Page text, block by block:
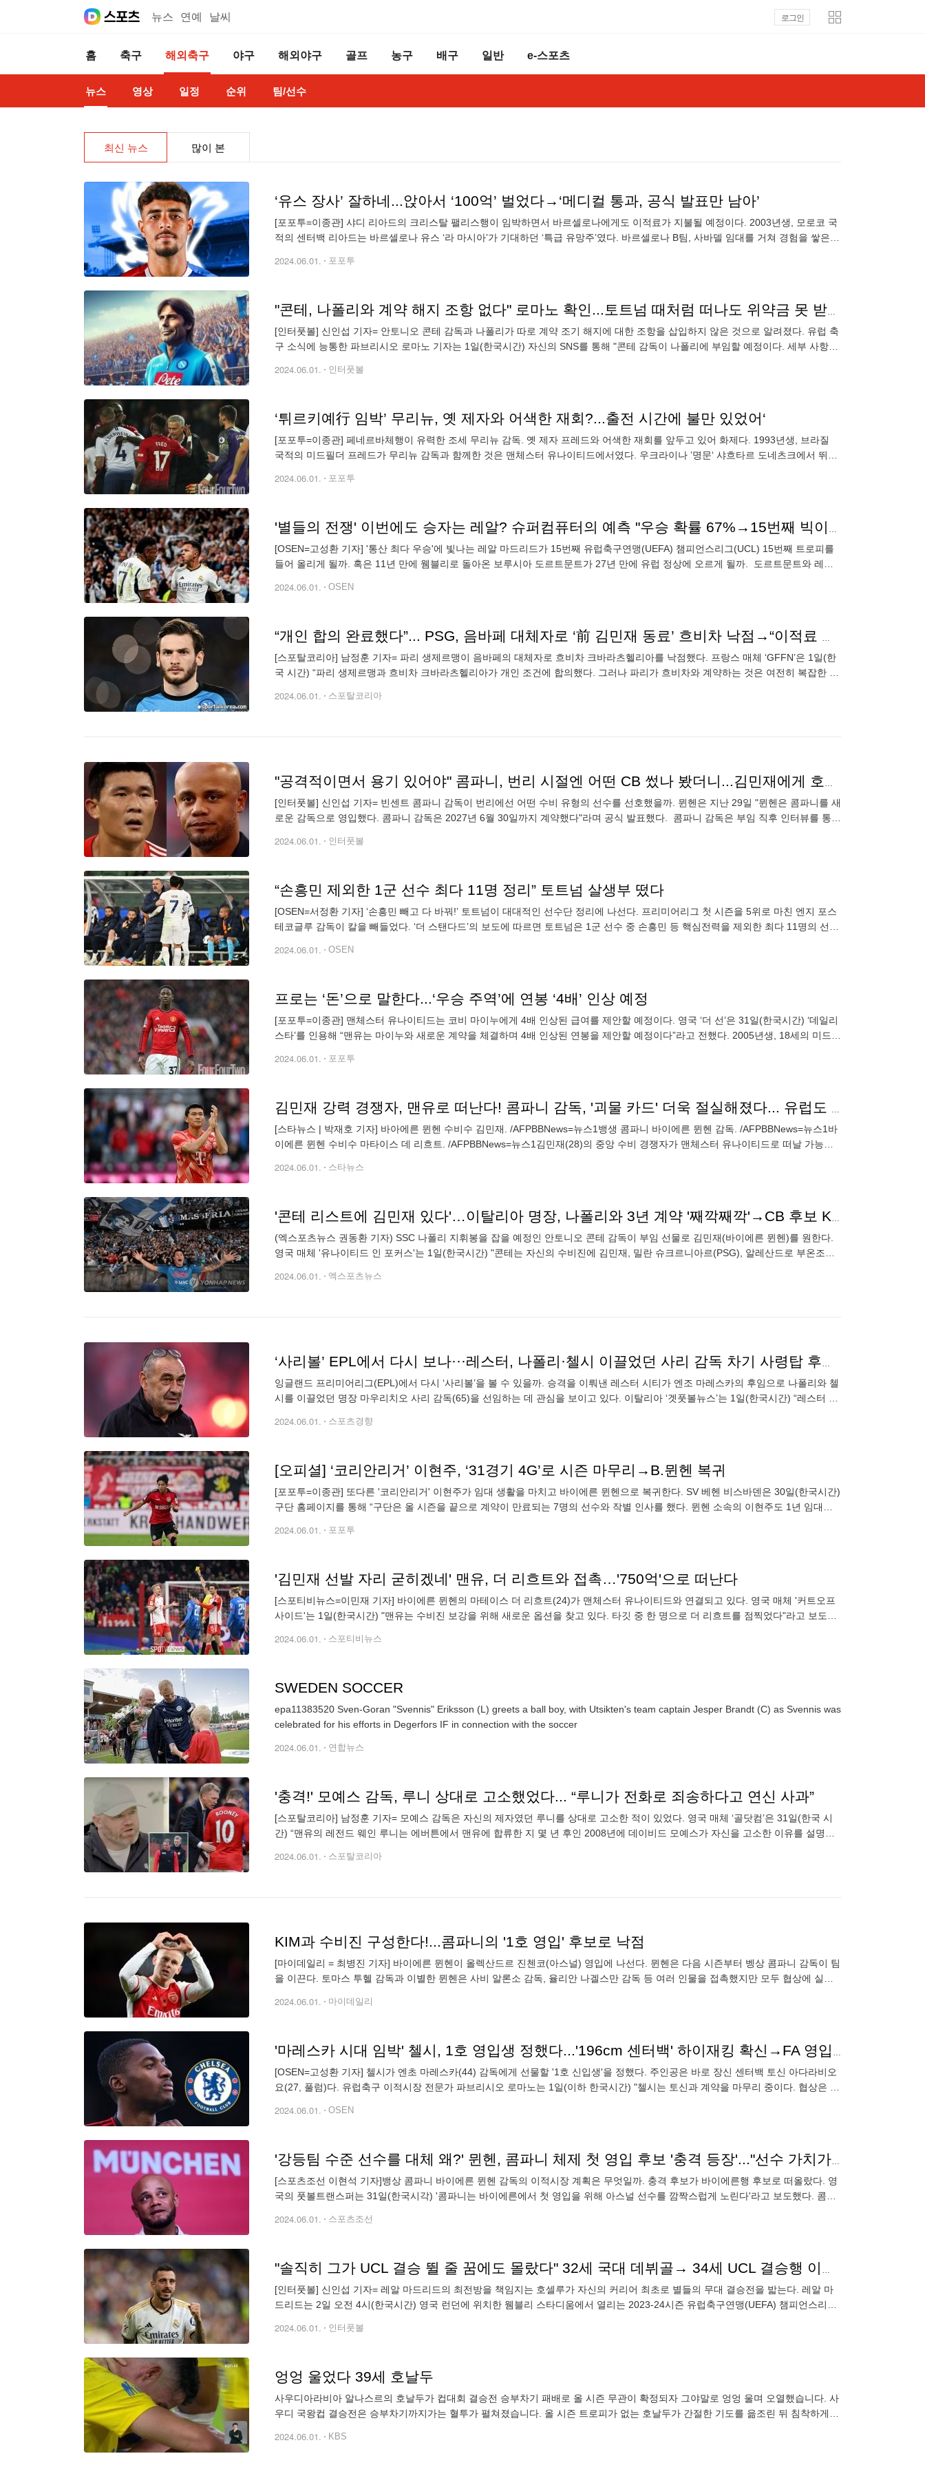
뉴스 연예 날씨 로그인
홈 축구 해외축구 야구 해외야구 골프 농구 배구 일반 e-스포츠
뉴스 영상 일정 순위 팀/선수
최신 뉴스 많이 본
‘유스 장사’ 잘하네...앉아서 ‘100억’ 벌었다→‘메디컬 통과, 공식 발표만 남아’
[포포투=이종관] 샤디 리아드의 크리스탈 팰리스행이 임박하면서 바르셀로나에게도 이적료가 지불될 예정이다. 2003년생, 모로코 국
적의 센터백 리아드는 바르셀로나 유스 ‘라 마시아’가 기대하던 ‘특급 유망주’였다. 바르셀로나 B팀, 사바델 임대를 거쳐 경험을 쌓은
2024.06.01. 포포투
"콘테, 나폴리와 계약 해지 조항 없다" 로마노 확인...토트넘 때처럼 떠나도 위약금 못 받는다
[인터풋볼] 신인섭 기자= 안토니오 콘테 감독과 나폴리가 따로 계약 조기 해지에 대한 조항을 삽입하지 않은 것으로 알려졌다. 유럽 축
구 소식에 능통한 파브리시오 로마노 기자는 1일(한국시간) 자신의 SNS를 통해 "콘테 감독이 나폴리에 부임할 예정이다. 세부 사항에
2024.06.01. 인터풋볼
‘튀르키예行 임박’ 무리뉴, 옛 제자와 어색한 재회?...출전 시간에 불만 있었어‘
[포포투=이종관] 페네르바체행이 유력한 조세 무리뉴 감독. 옛 제자 프레드와 어색한 재회를 앞두고 있어 화제다. 1993년생, 브라질
국적의 미드필더 프레드가 무리뉴 감독과 함께한 것은 맨체스터 유나이티드에서였다. 우크라이나 ’명문‘ 샤흐타르 도네츠크에서 뛰어
2024.06.01. 포포투
'별들의 전쟁' 이번에도 승자는 레알? 슈퍼컴퓨터의 예측 "우승 확률 67%→15번째 빅이어 거머쥔다"
[OSEN=고성환 기자] '통산 최다 우승'에 빛나는 레알 마드리드가 15번째 유럽축구연맹(UEFA) 챔피언스리그(UCL) 15번째 트로피를
들어 올리게 될까. 혹은 11년 만에 웸블리로 돌아온 보루시아 도르트문트가 27년 만에 유럽 정상에 오르게 될까. 도르트문트와 레알
2024.06.01. OSEN
“개인 합의 완료했다”... PSG, 음바페 대체자로 ‘前 김민재 동료’ 흐비차 낙점→“이적료 조율 중”
[스포탈코리아] 남정훈 기자= 파리 생제르맹이 음바페의 대체자로 흐비차 크바라츠헬리아를 낙점했다. 프랑스 매체 ‘GFFN’은 1일(한
국 시간) “파리 생제르맹과 흐비차 크바라츠헬리아가 개인 조건에 합의했다. 그러나 파리가 흐비차와 계약하는 것은 여전히 복잡한 과
2024.06.01. 스포탈코리아
"공격적이면서 용기 있어야" 콤파니, 번리 시절엔 어떤 CB 썼나 봤더니...김민재에게 호재 가능성↑
[인터풋볼] 신인섭 기자= 빈센트 콤파니 감독이 번리에선 어떤 수비 유형의 선수를 선호했을까. 뮌헨은 지난 29일 "뮌헨은 콤파니를 새
로운 감독으로 영입했다. 콤파니 감독은 2027년 6월 30일까지 계약했다"라며 공식 발표했다. 콤파니 감독은 부임 직후 인터뷰를 통해
2024.06.01. 인터풋볼
“손흥민 제외한 1군 선수 최다 11명 정리” 토트넘 살생부 떴다
[OSEN=서정환 기자] ‘손흥민 빼고 다 바꿔!’ 토트넘이 대대적인 선수단 정리에 나선다. 프리미어리그 첫 시즌을 5위로 마친 엔지 포스
테코글루 감독이 칼을 빼들었다. ‘더 스탠다드’의 보도에 따르면 토트넘은 1군 선수 중 손흥민 등 핵심전력을 제외한 최다 11명의 선수
2024.06.01. OSEN
프로는 ‘돈’으로 말한다...‘우승 주역’에 연봉 ‘4배’ 인상 예정
[포포투=이종관] 맨체스터 유나이티드는 코비 마이누에게 4배 인상된 급여를 제안할 예정이다. 영국 ‘더 선’은 31일(한국시간) ‘데일리
스타’를 인용해 “맨유는 마이누와 새로운 계약을 체결하며 4배 인상된 연봉을 제안할 예정이다”라고 전했다. 2005년생, 18세의 미드필
2024.06.01. 포포투
김민재 강력 경쟁자, 맨유로 떠난다! 콤파니 감독, '괴물 카드' 더욱 절실해졌다... 유럽도 "KIM이 주전" 예상
[스타뉴스 | 박재호 기자] 바아에른 뮌헨 수비수 김민재. /AFPBBNews=뉴스1뱅생 콤파니 바이에른 뮌헨 감독. /AFPBBNews=뉴스1바
이에른 뮌헨 수비수 마타이스 데 리흐트. /AFPBBNews=뉴스1김민재(28)의 중앙 수비 경쟁자가 맨체스터 유나이티드로 떠날 가능성
2024.06.01. 스타뉴스
'콘테 리스트에 김민재 있다'…이탈리아 명장, 나폴리와 3년 계약 '째깍째깍'→CB 후보 KIM 포함 3명
(엑스포츠뉴스 권동환 기자) SSC 나폴리 지휘봉을 잡을 예정인 안토니오 콘테 감독이 부임 선물로 김민재(바이에른 뮌헨)를 원한다.
영국 매체 '유나이티드 인 포커스'는 1일(한국시간) "콘테는 자신의 수비진에 김민재, 밀란 슈크르니아르(PSG), 알레산드로 부온조르
2024.06.01. 엑스포츠뉴스
‘사리볼’ EPL에서 다시 보나···레스터, 나폴리·첼시 이끌었던 사리 감독 차기 사령탑 후보로 관심
잉글랜드 프리미어리그(EPL)에서 다시 ‘사리볼’을 볼 수 있을까. 승격을 이뤄낸 레스터 시티가 엔조 마레스카의 후임으로 나폴리와 첼
시를 이끌었던 명장 마우리치오 사리 감독(65)을 선임하는 데 관심을 보이고 있다. 이탈리아 ‘겟풋볼뉴스’는 1일(한국시간) “레스터 시
2024.06.01. 스포츠경향
[오피셜] ‘코리안리거’ 이현주, ‘31경기 4G’로 시즌 마무리→B.뮌헨 복귀
[포포투=이종관] 또다른 '코리안리거' 이현주가 임대 생활을 마치고 바이에른 뮌헨으로 복귀한다. SV 베헨 비스바덴은 30일(한국시간)
구단 홈페이지를 통해 “구단은 올 시즌을 끝으로 계약이 만료되는 7명의 선수와 작별 인사를 했다. 뮌헨 소속의 이현주도 1년 임대를
2024.06.01. 포포투
'김민재 선발 자리 굳히겠네' 맨유, 더 리흐트와 접촉…'750억'으로 떠난다
[스포티비뉴스=이민재 기자] 바이에른 뮌헨의 마테이스 더 리흐트(24)가 맨체스터 유나이티드와 연결되고 있다. 영국 매체 '커트오프
사이드'는 1일(한국시간) "맨유는 수비진 보강을 위해 새로운 옵션을 찾고 있다. 타깃 중 한 명으로 더 리흐트를 점찍었다"라고 보도했
2024.06.01. 스포티비뉴스
SWEDEN SOCCER
epa11383520 Sven-Goran "Svennis" Eriksson (L) greets a ball boy, with Utsikten's team captain Jesper Brandt (C) as Svennis was
celebrated for his efforts in Degerfors IF in connection with the soccer
2024.06.01. 연합뉴스
'충격!' 모예스 감독, 루니 상대로 고소했었다... “루니가 전화로 죄송하다고 연신 사과”
[스포탈코리아] 남정훈 기자= 모예스 감독은 자신의 제자였던 루니를 상대로 고소한 적이 있었다. 영국 매체 ‘골닷컴’은 31일(한국 시
간) “맨유의 레전드 웨인 루니는 에버튼에서 맨유에 합류한 지 몇 년 후인 2008년에 데이비드 모예스가 자신을 고소한 이유를 설명했
2024.06.01. 스포탈코리아
KIM과 수비진 구성한다!...콤파니의 '1호 영입' 후보로 낙점
[마이데일리 = 최병진 기자] 바이에른 뮌헨이 올렉산드르 진첸코(아스널) 영입에 나선다. 뮌헨은 다음 시즌부터 벵상 콤파니 감독이 팀
을 이끈다. 토마스 투헬 감독과 이별한 뮌헨은 사비 알론소 감독, 율리안 나겔스만 감독 등 여러 인물을 접촉했지만 모두 협상에 실패
2024.06.01. 마이데일리
'마레스카 시대 임박' 첼시, 1호 영입생 정했다...'196cm 센터백' 하이재킹 확신→FA 영입 눈앞
[OSEN=고성환 기자] 첼시가 엔초 마레스카(44) 감독에게 선물할 '1호 신입생'을 정했다. 주인공은 바로 장신 센터백 토신 아다라비오
요(27, 풀럼)다. 유럽축구 이적시장 전문가 파브리시오 로마노는 1일(이하 한국시간) "첼시는 토신과 계약을 마무리 중이다. 협상은 최
2024.06.01. OSEN
'강등팀 수준 선수를 대체 왜?' 뮌헨, 콤파니 체제 첫 영입 후보 '충격 등장'..."선수 가치가 고작 82억"
[스포츠조선 이현석 기자]뱅상 콤파니 바이에른 뮌헨 감독의 이적시장 계획은 무엇일까. 충격 후보가 바이에른행 후보로 떠올랐다. 영
국의 풋볼트랜스퍼는 31일(한국시각) '콤파니는 바이에른에서 첫 영입을 위해 아스널 선수를 깜짝스럽게 노린다'라고 보도했다. 콤파
2024.06.01. 스포츠조선
"솔직히 그가 UCL 결승 뛸 줄 꿈에도 몰랐다" 32세 국대 데뷔골→ 34세 UCL 결승행 이끈 FW
[인터풋볼] 신인섭 기자= 레알 마드리드의 최전방을 책임지는 호셀루가 자신의 커리어 최초로 별들의 무대 결승전을 밟는다. 레알 마
드리드는 2일 오전 4시(한국시간) 영국 런던에 위치한 웸블리 스타디움에서 열리는 2023-24시즌 유럽축구연맹(UEFA) 챔피언스리그
2024.06.01. 인터풋볼
엉엉 울었다 39세 호날두
사우디아라비아 알나스르의 호날두가 컵대회 결승전 승부차기 패배로 올 시즌 무관이 확정되자 그야말로 엉엉 울며 오열했습니다. 사
우디 국왕컵 결승전은 승부차기까지가는 혈투가 펼쳐졌습니다. 올 시즌 트로피가 없는 호날두가 간절한 기도를 읆조린 뒤 침착하게
2024.06.01. KBS